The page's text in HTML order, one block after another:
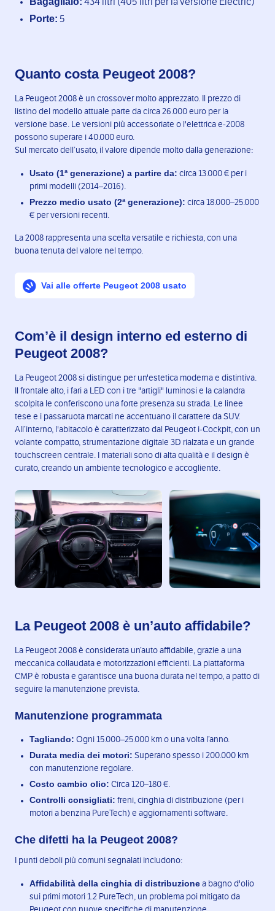
434 litri (405 litri per la versione Electric)
Porte: 5
Quanto costa Peugeot 2008?
La Peugeot 2008 è un crossover molto apprezzato. Il prezzo di
listino del modello attuale parte da circa 26.000 euro per la
versione base. Le versioni più accessoriate o l'elettrica e-2008
possono superare i 40.000 euro.
Sul mercato dell’usato, il valore dipende molto dalla generazione:
Usato (1ª generazione) a partire da: circa 13.000 € per i
primi modelli (2014–2016).
Prezzo medio usato (2ª generazione): circa 18.000–25.000
€ per versioni recenti.
La 2008 rappresenta una scelta versatile e richiesta, con una
buona tenuta del valore nel tempo.
Vai alle offerte Peugeot 2008 usato
Com’è il design interno ed esterno di
Peugeot 2008?
La Peugeot 2008 si distingue per un'estetica moderna e distintiva.
Il frontale alto, i fari a LED con i tre "artigli" luminosi e la calandra
scolpita le conferiscono una forte presenza su strada. Le linee
tese e i passaruota marcati ne accentuano il carattere da SUV.
All’interno, l'abitacolo è caratterizzato dal Peugeot i-Cockpit, con un
volante compatto, strumentazione digitale 3D rialzata e un grande
touchscreen centrale. I materiali sono di alta qualità e il design è
curato, creando un ambiente tecnologico e accogliente.
La Peugeot 2008 è un’auto affidabile?
La Peugeot 2008 è considerata un’auto affidabile, grazie a una
meccanica collaudata e motorizzazioni efficienti. La piattaforma
CMP è robusta e garantisce una buona durata nel tempo, a patto di
seguire la manutenzione prevista.
Manutenzione programmata
Tagliando: Ogni 15.000–25.000 km o una volta l’anno.
Durata media dei motori: Superano spesso i 200.000 km
con manutenzione regolare.
Costo cambio olio: Circa 120–180 €.
Controlli consigliati: freni, cinghia di distribuzione (per i
motori a benzina PureTech) e aggiornamenti software.
Che difetti ha la Peugeot 2008?
I punti deboli più comuni segnalati includono:
Affidabilità della cinghia di distribuzione a bagno d'olio
sui primi motori 1.2 PureTech, un problema poi mitigato da